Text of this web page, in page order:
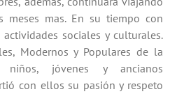
meses mas. En su tiempo con
sociales y culturales.
Modernos y Populares de la
jóvenes y ancianos
con ellos su pasión y respeto